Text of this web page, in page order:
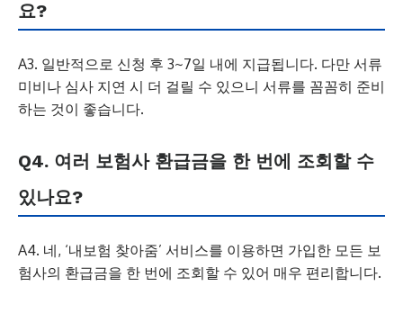
요?
A3. 일반적으로 신청 후 3~7일 내에 지급됩니다. 다만 서류
미비나 심사 지연 시 더 걸릴 수 있으니 서류를 꼼꼼히 준비
하는 것이 좋습니다.
Q4. 여러 보험사 환급금을 한 번에 조회할 수
있나요?
A4. 네, ‘내보험 찾아줌’ 서비스를 이용하면 가입한 모든 보
험사의 환급금을 한 번에 조회할 수 있어 매우 편리합니다.